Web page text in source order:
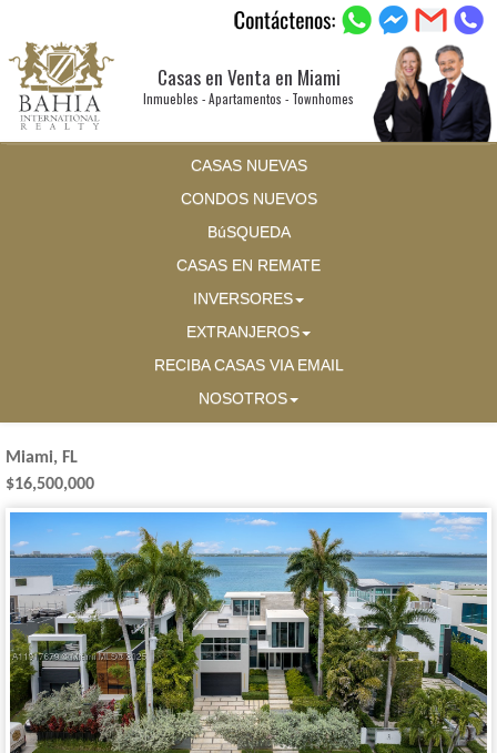
Casas en Venta en Miami
Inmuebles - Apartamentos - Townhomes
CASAS NUEVAS
CONDOS NUEVOS
BúSQUEDA
CASAS EN REMATE
INVERSORES
EXTRANJEROS
RECIBA CASAS VIA EMAIL
NOSOTROS
Miami, FL
$16,500,000